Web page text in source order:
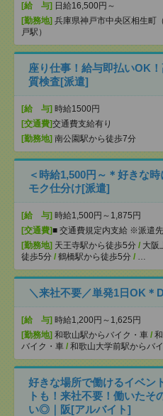
[給 与] 日給16,500円～
[勤務地] 兵庫県神戸市中央区相生町
戸駅）
座り仕事！給与即払いOK
質検査[派遣]
[給 与] 時給1500円
[交通費]交通費支給有り
[勤務地] 南公園駅から徒歩7分
＜時給1,500円～＊好きな
モク仕分け[派遣]
[給 与] 時給1,500円～1,875円
[交通費]■ 交通費規定内支給 ※派遣
[勤務地] 天王寺駅から徒歩5分 / 大阪
徒歩5分 / 鶴橋駅から徒歩5分 / …
＼来社不要／単発1日OK＊
[給 与] 時給1,200円～1,625円
[勤務地] 和歌山駅からバイク・車 /
バイク・車 / 和歌山大学前駅からバ
好きな場所で働けるイベン
トも！来社不要！働いたそ
い◎｜阪[アルバイト]